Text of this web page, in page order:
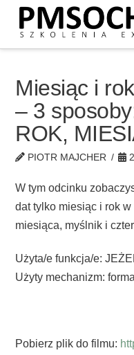
Miesiąc i
– 3
ROK,
PIOTR MAJCHER
W tym odcinku
dat tylko miesiąc i rok
miesiąca, myślnik i
Użyta/e funkcja/e:
Użyty mechanizm:
Pobierz plik do filmu: